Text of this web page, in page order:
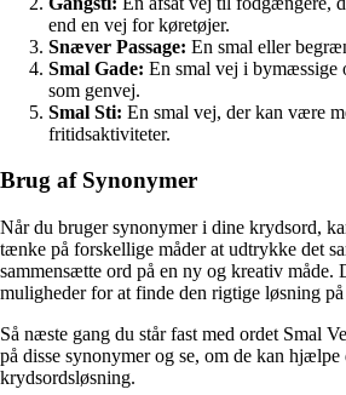
end en vej for køretøjer.
Snæver Passage: En smal eller
Smal Gade: En smal vej i bymæssige
som genvej.
Smal Sti: En smal vej, der kan være
fritidsaktiviteter.
Brug af Synonymer
Når du bruger synonymer i dine krydsord,
tænke på forskellige måder at udtrykke det
sammensætte ord på en ny og kreativ måde.
muligheder for at finde den rigtige løsning
Så næste gang du står fast med ordet Smal
på disse synonymer og se, om de kan
krydsordsløsning.